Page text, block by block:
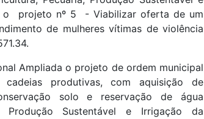
o projeto nº 5 - Viabilizar oferta de um
de mulheres vítimas de violência
Ampliada o projeto de ordem municipal
produtivas, com aquisição de
solo e reservação de água
Produção Sustentável e Irrigação da